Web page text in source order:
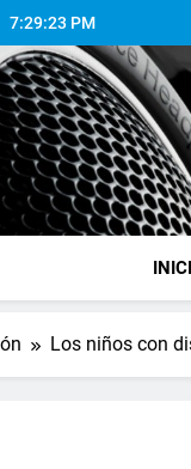
7:29:24 PM
Los niños con